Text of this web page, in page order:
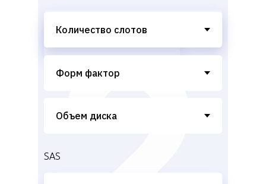
SAS